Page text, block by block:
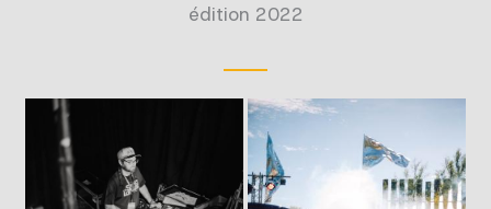
édition 2022